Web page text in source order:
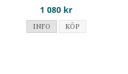
1 080 kr
INFO KÖP